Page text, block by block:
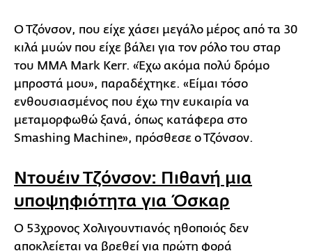
Ο Τζόνσον, που είχε χάσει μεγάλο μέρος από τα 30
κιλά μυών που είχε βάλει για τον ρόλο του σταρ
του MMA Mark Kerr. «Έχω ακόμα πολύ δρόμο
μπροστά μου», παραδέχτηκε. «Είμαι τόσο
ενθουσιασμένος που έχω την ευκαιρία να
μεταμορφωθώ ξανά, όπως κατάφερα στο
Smashing Machine», πρόσθεσε ο Τζόνσον.
Ντουέιν Τζόνσον: Πιθανή μια
υποψηφιότητα για Όσκαρ
Ο 53χρονος Χολιγουντιανός ηθοποιός δεν
αποκλείεται να βρεθεί για πρώτη φορά